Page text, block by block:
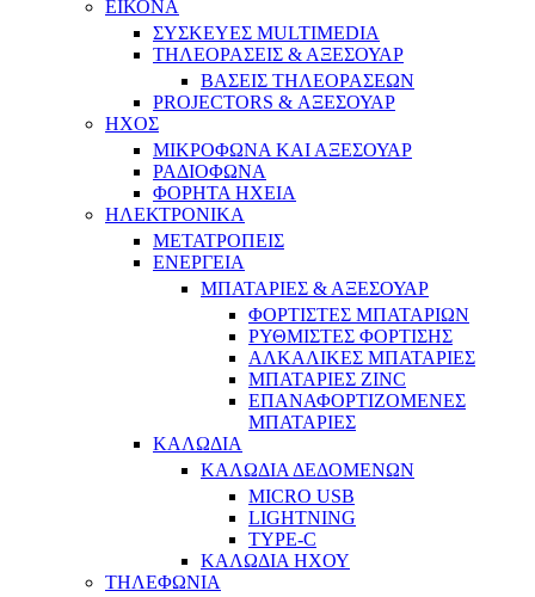
ΕΙΚΟΝΑ
ΣΥΣΚΕΥΕΣ MULTIMEDIA
ΤΗΛΕΟΡΑΣΕΙΣ & ΑΞΕΣΟΥΑΡ
ΒΑΣΕΙΣ ΤΗΛΕΟΡΑΣΕΩΝ
PROJECTORS & ΑΞΕΣΟΥΑΡ
ΗΧΟΣ
ΜΙΚΡΟΦΩΝΑ ΚΑΙ ΑΞΕΣΟΥΑΡ
ΡΑΔΙΟΦΩΝΑ
ΦΟΡΗΤΑ ΗΧΕΙΑ
ΗΛΕΚΤΡΟΝΙΚΑ
ΜΕΤΑΤΡΟΠΕΙΣ
ΕΝΕΡΓΕΙΑ
ΜΠΑΤΑΡΙΕΣ & ΑΞΕΣΟΥΑΡ
ΦΟΡΤΙΣΤΕΣ ΜΠΑΤΑΡΙΩΝ
ΡΥΘΜΙΣΤΕΣ ΦΟΡΤΙΣΗΣ
ΑΛΚΑΛΙΚΕΣ ΜΠΑΤΑΡΙΕΣ
ΜΠΑΤΑΡΙΕΣ ZINC
ΕΠΑΝΑΦΟΡΤΙΖΟΜΕΝΕΣ
ΜΠΑΤΑΡΙΕΣ
ΚΑΛΩΔΙΑ
ΚΑΛΩΔΙΑ ΔΕΔΟΜΕΝΩΝ
MICRO USB
LIGHTNING
TYPE-C
ΚΑΛΩΔΙΑ ΗΧΟΥ
ΤΗΛΕΦΩΝΙΑ